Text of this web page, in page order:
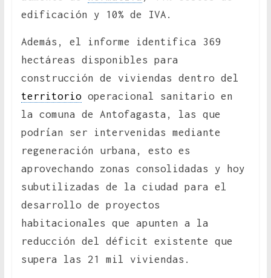
edificación y 10% de IVA.
Además, el informe identifica 369
hectáreas disponibles para
construcción de viviendas dentro del
territoriooperacional sanitario en
la comuna de Antofagasta, las que
podrían ser intervenidas mediante
regeneración urbana, esto es
aprovechando zonas consolidadas y hoy
subutilizadas de la ciudad para el
desarrollo de proyectos
habitacionales que apunten a la
reducción del déficit existente que
supera las 21 mil viviendas.